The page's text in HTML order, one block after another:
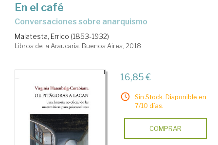
En el café
conversaciones sobre anarquismo
Malatesta, Errico (1853-1932)
Libros de la Araucaria. Buenos Aires, 2018
16,85 €
Sin Stock. Disponible en
7/10 días.
COMPRAR